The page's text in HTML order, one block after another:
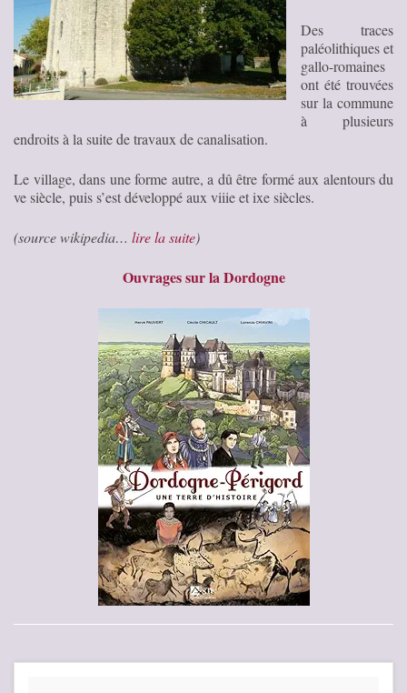
Des traces
paléolithiques et
gallo-romaines
ont été trouvées
sur la commune
à plusieurs
endroits à la suite de travaux de canalisation.
Le village, dans une forme autre, a dû être formé aux alentours du
ve siècle, puis s’est développé aux viiie et ixe siècles.
(source wikipedia… lire la suite)
Ouvrages sur la Dordogne